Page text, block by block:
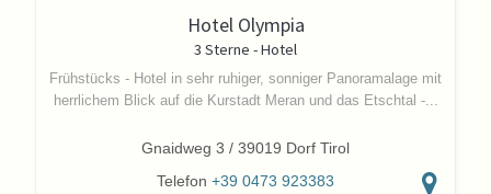
Hotel Olympia
3 Sterne - Hotel
Frühstücks - Hotel in sehr ruhiger, sonniger Panoramalage mit
herrlichem Blick auf die Kurstadt Meran und das Etschtal -...
Gnaidweg 3 / 39019 Dorf Tirol
Telefon +39 0473 923383